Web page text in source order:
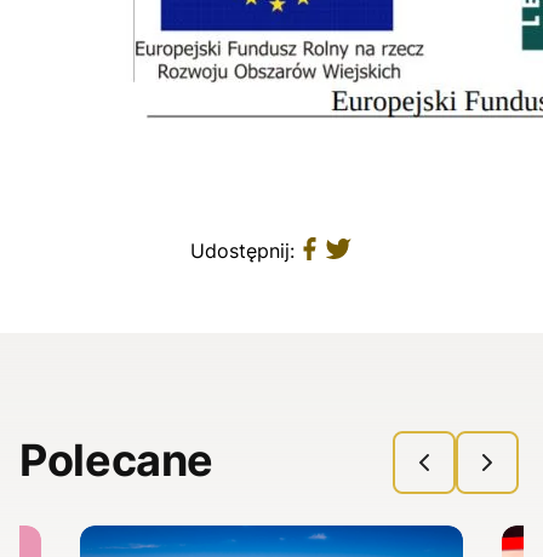
Udostępnij:
Polecane